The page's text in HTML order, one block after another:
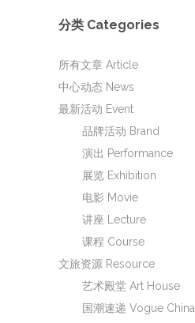
分类 Categories
所有文章 Article
中心动态 News
最新活动 Event
品牌活动 Brand
演出 Performance
展览 Exhibition
电影 Movie
讲座 Lecture
课程 Course
文旅资源 Resource
艺术殿堂 Art House
国潮速递 Vogue China